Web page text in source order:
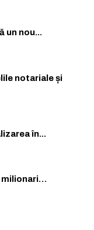
un nou...
notariale și
în...
milionari…